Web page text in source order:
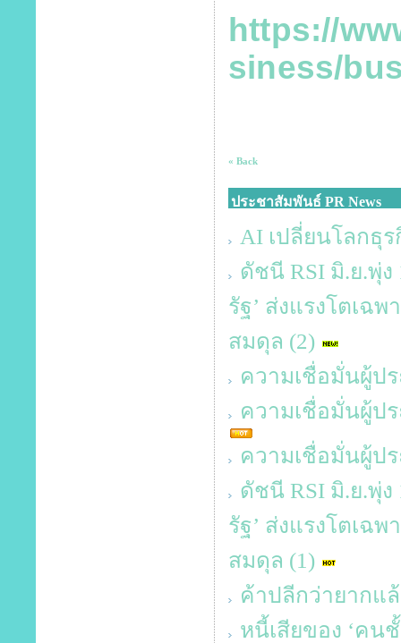
https://
siness/
« Back
ประชาสัมพันธ์ PR News
AI เปลี่ยนโลกธุ
ดัชนี RSI มิ.ย.พุ่ง
รัฐ’ ส่งแรงโตเฉ
สมดุล (2)
ความเชื่อมั่นผู้ป
ความเชื่อมั่นผู้ป
ความเชื่อมั่นผู้ป
ดัชนี RSI มิ.ย.พุ่ง
รัฐ’ ส่งแรงโตเฉ
สมดุล (1)
ค้าปลีกว่ายากแล้
หนี้เสียของ ‘คนชั้